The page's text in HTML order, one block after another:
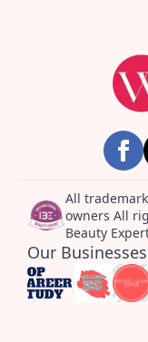
All
owners All
Beauty
Our Businesses